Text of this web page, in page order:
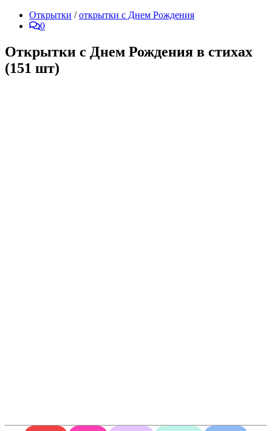
Открытки / открытки с Днем Рождения
0
Открытки с Днем Рождения в стихах
(151 шт)